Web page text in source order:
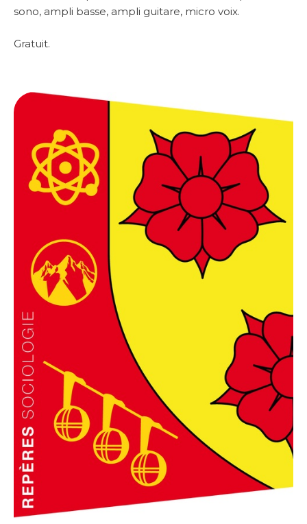
sono, ampli basse, ampli guitare, micro voix.
Gratuit.